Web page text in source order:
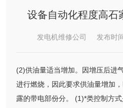
设备自动化程度高石
发电机维修公司 发布时
(2)供油量适当增加。因增压后进
进行燃烧，因此要求供油量增加
露的带电部份分。 (1)*类控制方